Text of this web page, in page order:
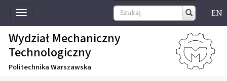
Toggle
navigation
EN
Wydział Mechaniczny
Technologiczny
Politechnika Warszawska